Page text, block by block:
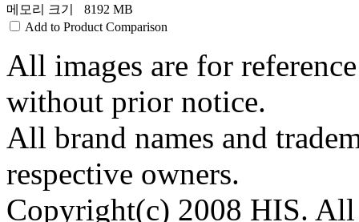
메모리 크기
8192 MB
Add to Product Comparison
All images are for
without prior notice.
All brand names and
respective owners.
Copyright(c) 2008 HIS. All